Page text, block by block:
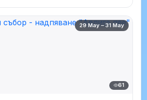
29 May – 31 May
61